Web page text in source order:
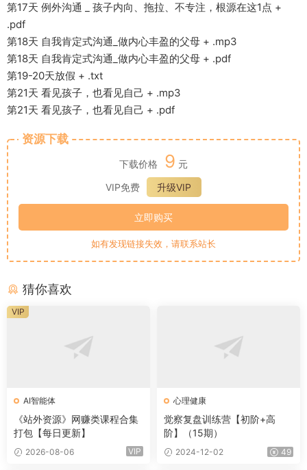
第17天 例外沟通 _ 孩子内向、拖拉、不专注，根源在这1点 +
.pdf
第18天 自我肯定式沟通_做内心丰盈的父母 + .mp3
第18天 自我肯定式沟通_做内心丰盈的父母 + .pdf
第19-20天放假 + .txt
第21天 看见孩子，也看见自己 + .mp3
第21天 看见孩子，也看见自己 + .pdf
资源下载
下载价格 9 元
VIP免费
升级VIP
立即购买
如有发现链接失效，请联系站长
猜你喜欢
AI智能体
《站外资源》网赚类课程合集
打包【每日更新】
2026-08-06 VIP
VIP
心理健康
觉察复盘训练营【初阶+高
阶】（15期）
2024-12-02 49